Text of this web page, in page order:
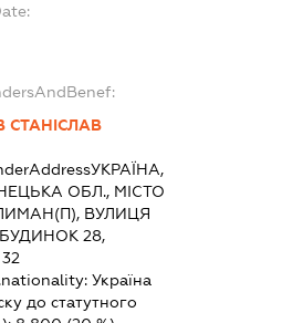
УКРАЇНА,
ОБЛ., МІСТО
ВУЛИЦЯ
28,
Україна
до статутного